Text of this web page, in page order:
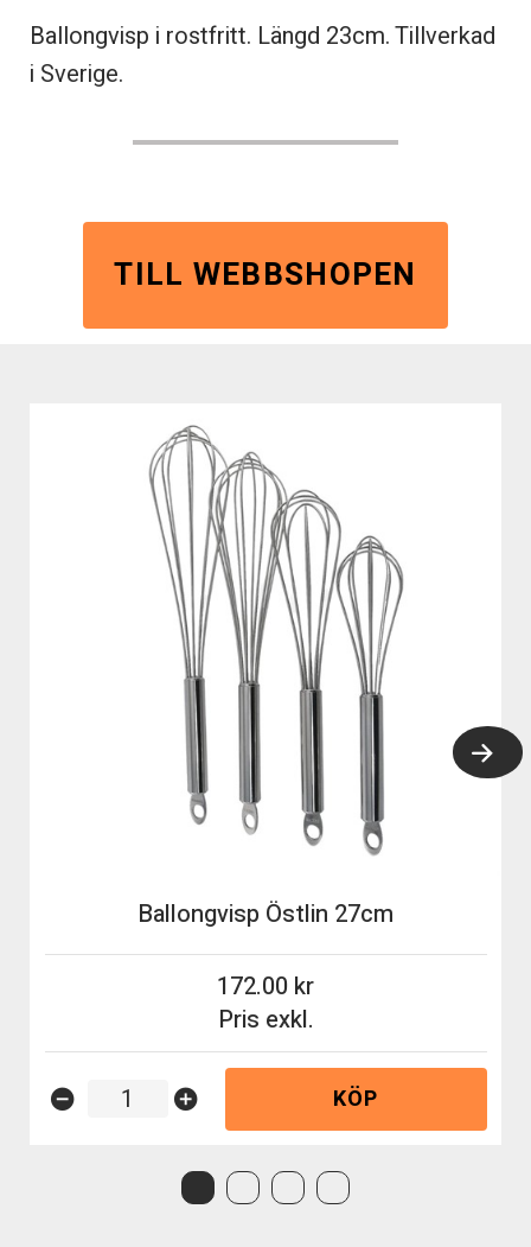
Ballongvisp i rostfritt. Längd 23cm. Tillverkad
i Sverige.
TILL WEBBSHOPEN
Ballongvisp Östlin 27cm
Pris exkl.
172.00
remove_circle add_circle KÖP